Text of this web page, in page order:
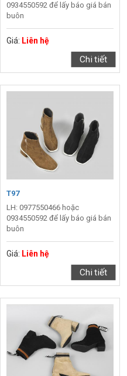
0934550592 để lấy báo giá bán
buôn
Giá: Liên hệ
Chi tiết
T97
LH: 0977550466 hoặc
0934550592 để lấy báo giá bán
buôn
Giá: Liên hệ
Chi tiết